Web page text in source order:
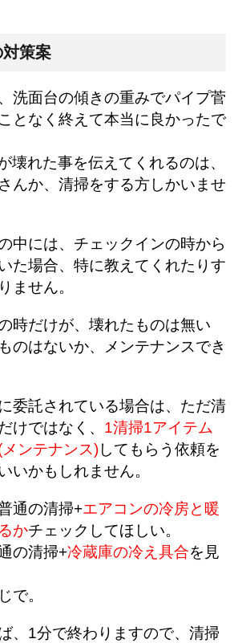
対策案
洗面台の傾きの重みでパイプ菅
となく終えて本当に良かったで
壊れた事を伝えてくれるのは、
んか、清掃をする方しかいませ
中には、チェックインの時から
た場合、特に教えてくれたりす
ません。
時だけが、壊れたものは無い
のはないか、メンテナンスでき
委託されている場合は、ただ清
けではなく、 1清掃1アイテム
ンテナンス)してもらう依頼を
いかもしれません。
通の清掃+エアコンの冷房と暖
かチェックしてほしい。
の清掃+冷蔵庫の冷え具合を見
で。
、1分で終わりますので、清掃